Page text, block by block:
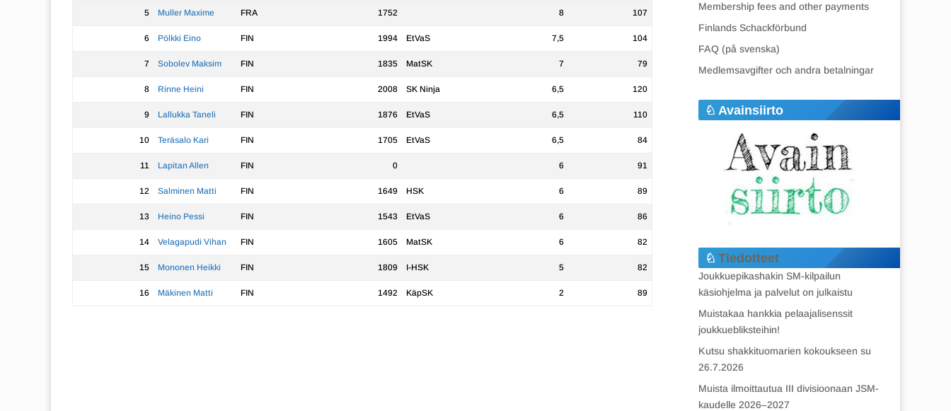
5 Muller Maxime FRA 1752 8 107
6 Pölkki Eino FIN 1994 EtVaS 7,5 104
7 Sobolev Maksim FIN 1835 MatSK 7 79
8 Rinne Heini FIN 2008 SK Ninja 6,5 120
9 Lallukka Taneli FIN 1876 EtVaS 6,5 110
10 Teräsalo Kari FIN 1705 EtVaS 6,5 84
11 Lapitan Allen FIN 0 6 91
12 Salminen Matti FIN 1649 HSK 6 89
13 Heino Pessi FIN 1543 EtVaS 6 86
14 Velagapudi Vihan FIN 1605 MatSK 6 82
15 Mononen Heikki FIN 1809 I-HSK 5 82
16 Mäkinen Matti FIN 1492 KäpSK 2 89
Membership fees and other payments
Finlands Schackförbund
FAQ (på svenska)
Medlemsavgifter och andra betalningar
Avainsiirto
Tiedotteet
Joukkuepikashakin SM-kilpailun
käsiohjelma ja palvelut on julkaistu
Muistakaa hankkia pelaajalisenssit
joukkuebliksteihin!
Kutsu shakkituomarien kokoukseen su
26.7.2026
Muista ilmoittautua III divisioonaan JSM-
kaudelle 2026–2027